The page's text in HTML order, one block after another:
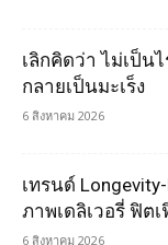
เลิกคิดว่า ไม่เป็น
กลายเป็นมะเร็ง
6 สิงหาคม 2026
เทรนด์
ภาพเดลิเวอรี่ ฟิต
6 สิงหาคม 2026